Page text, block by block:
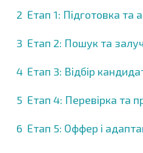
Етап 1: Підготовка та
Етап 2: Пошук та
Етап 3: Відбір
Етап 4: Перевірка та
Етап 5: Оффер і